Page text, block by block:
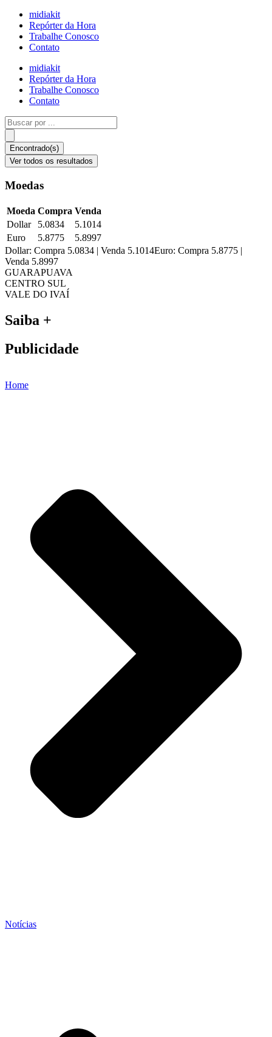
midiakit
Repórter da Hora
Trabalhe Conosco
Contato
midiakit
Repórter da Hora
Trabalhe Conosco
Contato
Pesquisar
...
Encontrado(s)
Ver todos os resultados
Moedas
Moeda Compra Venda
Dollar
5.0834
5.1014
Euro
5.8775
5.8997
Dollar: Compra 5.0834 | Venda 5.1014Euro: Compra 5.8775 |
Venda 5.8997
GUARAPUAVA
CENTRO SUL
VALE DO IVAÍ
Saiba +
Publicidade
Home
Notícias